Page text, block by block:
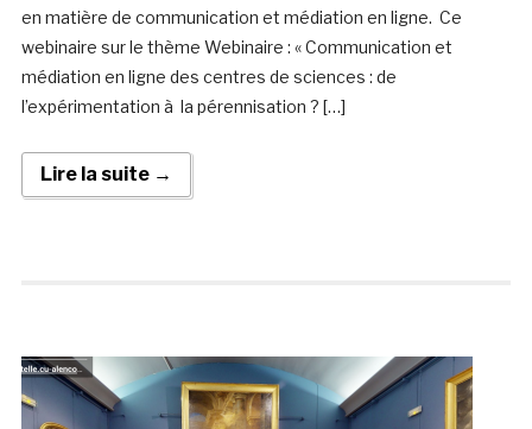
en matière de communication et médiation en ligne. Ce
webinaire sur le thème Webinaire : « Communication et
médiation en ligne des centres de sciences : de
l’expérimentation à la pérennisation ? […]
Lire la suite →